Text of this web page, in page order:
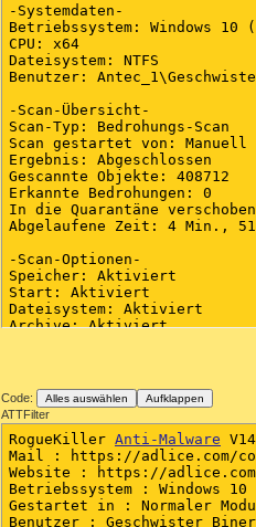
-Systemdaten-
Betriebssystem: Windows 10
CPU: x64
Dateisystem: NTFS
Benutzer:
-Scan-Übersicht-
Scan-Typ: Bedrohungs-Scan
Scan gestartet von: Manuell
Ergebnis: Abgeschlossen
Gescannte Objekte: 408712
Erkannte Bedrohungen: 0
In die Quarantäne
Abgelaufene Zeit: 4 Min., 51
-Scan-Optionen-
Speicher: Aktiviert
Start: Aktiviert
Dateisystem: Aktiviert
Archive: Aktiviert
PUM: Erkennung
-Scan-Details-
Prozess: 0
(keine bösartigen Elemente
Modul: 0
(keine bösartigen Elemente
Code: Alles auswählen Aufklappen
ATTFilter
RogueKiller Anti-Malware
Mail : https://adlice.com/
Website : https://
Betriebssystem : Windows
Gestartet in : Normaler
Benutzer : Geschwister